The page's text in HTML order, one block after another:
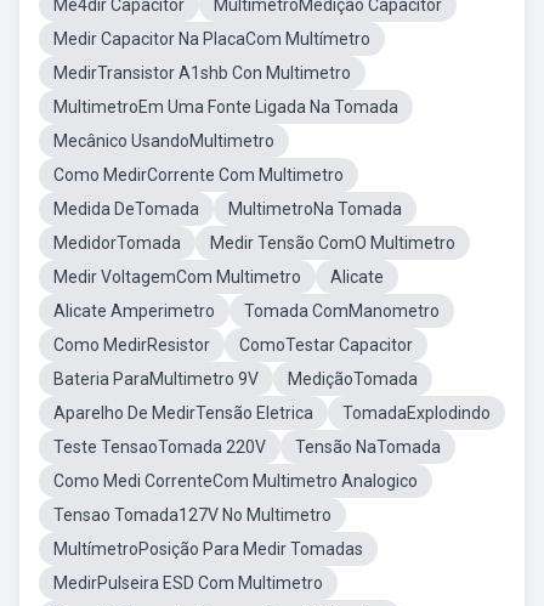
Me4dir Capacitor
MultímetroMedição Capacitor
Medir Capacitor Na PlacaCom Multímetro
MedirTransistor A1shb Con Multimetro
MultimetroEm Uma Fonte Ligada Na Tomada
Mecânico UsandoMultimetro
Como MedirCorrente Com Multimetro
Medida DeTomada
MultimetroNa Tomada
MedidorTomada
Medir Tensão ComO Multimetro
Medir VoltagemCom Multimetro
Alicate
Alicate Amperimetro
Tomada ComManometro
Como MedirResistor
ComoTestar Capacitor
Bateria ParaMultimetro 9V
MediçãoTomada
Aparelho De MedirTensão Eletrica
TomadaExplodindo
Teste TensaoTomada 220V
Tensão NaTomada
Como Medi CorrenteCom Multimetro Analogico
Tensao Tomada127V No Multimetro
MultímetroPosição Para Medir Tomadas
MedirPulseira ESD Com Multimetro